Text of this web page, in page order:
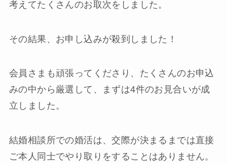
考えてたくさんのお取次をしました。
その結果、お申し込みが殺到しました！
会員さまも頑張ってくださり、たくさんのお申込
みの中から厳選して、まずは4件のお見合いが成
立しました。
結婚相談所での婚活は、交際が決まるまでは直接
ご本人同士でやり取りをすることはありません。